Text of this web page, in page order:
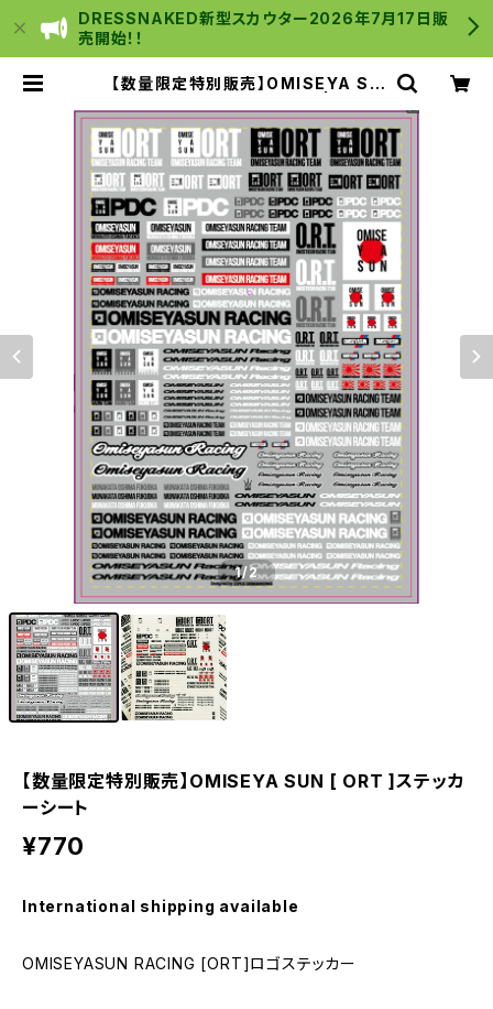
DRESSNAKED新型スカウター2026年7月17日販
売開始！！
【数量限定特別販売】OMISEYA SU
E R _ S T O R E
1/2
【数量限定特別販売】OMISEYA SUN [ ORT ]ステッカ
ーシート
¥770
International shipping available
OMISEYASUN RACING [ORT]ロゴステッカー